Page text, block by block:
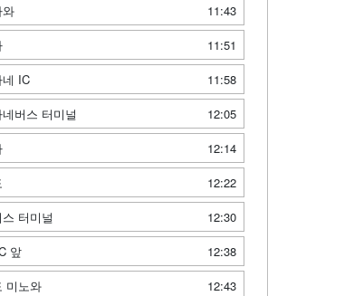
11:43
11:51
네 IC
11:58
네버스 터미널
12:05
12:14
12:22
터미널
12:30
앞
12:38
미노와
12:43